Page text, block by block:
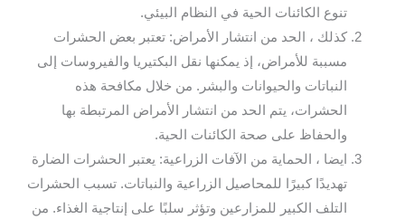
تنوع الكائنات الحية في النظام البيئي.
كذلك ، الحد من انتشار الأمراض: تعتبر بعض الحشرات
مسببة للأمراض، إذ يمكنها نقل البكتيريا والفيروسات إلى
النباتات والحيوانات والبشر. من خلال مكافحة هذه
الحشرات، يتم الحد من انتشار الأمراض المرتبطة بها
والحفاظ على صحة الكائنات الحية.
ايضا ، الحماية من الآفات الزراعية: يعتبر الحشرات الضارة
تهديدًا كبيرًا للمحاصيل الزراعية والنباتات. تسبب الحشرات
التلف الكبير للمزارعين وتؤثر سلبًا على إنتاجية الغذاء. من